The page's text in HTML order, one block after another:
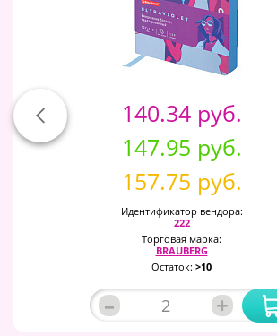
140.34 руб.
147.95 руб.
157.75 руб.
Идентификатор вендора:
222
Торговая марка:
BRAUBERG
Остаток: >10
– +